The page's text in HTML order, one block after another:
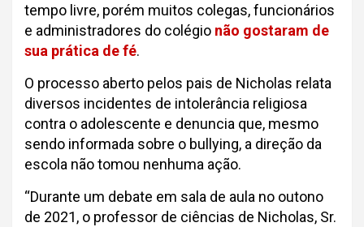
tempo livre, porém muitos colegas, funcionários
e administradores do colégio não gostaram de
sua prática de fé.
O processo aberto pelos pais de Nicholas relata
diversos incidentes de intolerância religiosa
contra o adolescente e denuncia que, mesmo
sendo informada sobre o bullying, a direção da
escola não tomou nenhuma ação.
“Durante um debate em sala de aula no outono
de 2021, o professor de ciências de Nicholas, Sr.